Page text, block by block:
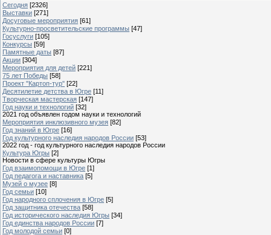
Сегодня [2326]
Выставки [271]
Досуговые мероприятия [61]
Культурно-просветительские программы [47]
Госуслуги [105]
Конкурсы [59]
Памятные даты [87]
Акции [304]
Мероприятия для детей [221]
75 лет Победы [58]
Проект "Картоп-тур" [22]
Десятилетие детства в Югре [11]
Творческая мастерская [147]
Год науки и технологий [32]
2021 год объявлен годом науки и технологий
Мероприятия инклюзивного музея [82]
Год знаний в Югре [16]
Год культурного наследия народов России [53]
2022 год - год культурного наследия народов России
Культура Югры [2]
Новости в сфере культуры Югры
Год взаимопомощи в Югре [1]
Год педагога и наставника [5]
Музей о музее [8]
Год семьи [10]
Год народного сплочения в Югре [5]
Год защитника отечества [58]
Год исторического наследия Югры [34]
Год единства народов России [7]
Год молодой семьи [0]